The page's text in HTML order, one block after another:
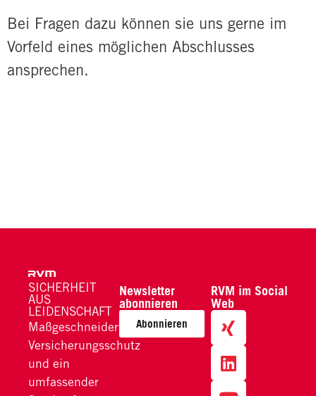
Bei Fragen dazu können sie uns gerne im
Vorfeld eines möglichen Abschlusses
ansprechen.
SICHERHEIT
AUS
LEIDENSCHAFT
Maßgeschneiderter
Versicherungsschutz
und ein
umfassender
Newsletter
abonnieren
Abonnieren
RVM im Social
Web